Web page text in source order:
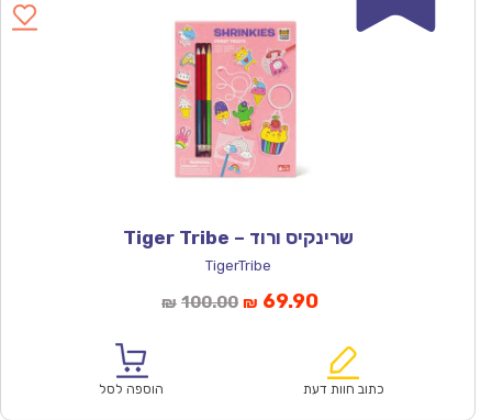
שרינקיס ורוד – Tiger Tribe
TigerTribe
₪ 100.00המחיר
₪100.00.
₪ 69.90המחיר
הוא:
כתוב חוות דעת הוספה לסל